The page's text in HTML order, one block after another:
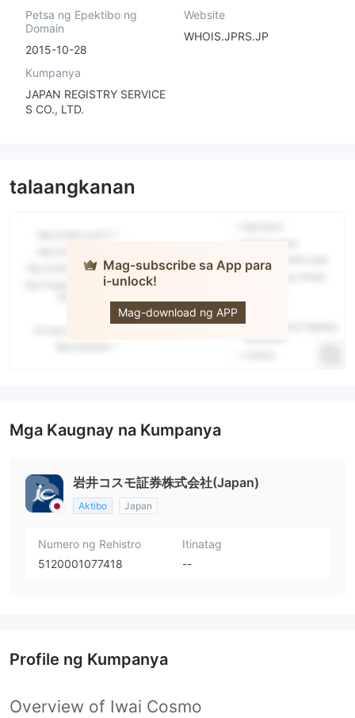
Petsa ng Epektibo ng
Domain
2015-10-28
Website
WHOIS.JPRS.JP
Kumpanya
JAPAN REGISTRY SERVICE
S CO., LTD.
talaangkanan
Mag-subscribe sa App para
i-unlock!
Mag-download ng APP
Mga Kaugnay na Kumpanya
岩井コスモ証券株式会社(Japan)
Aktibo Japan
Numero ng Rehistro
5120001077418
Itinatag
--
Profile ng Kumpanya
Overview of Iwai Cosmo